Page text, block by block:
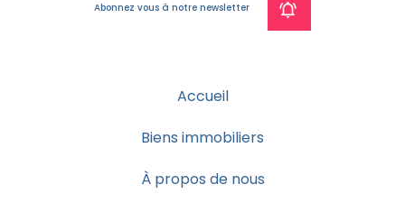
Abonnez vous à notre newsletter
Accueil
Biens immobiliers
À propos de nous